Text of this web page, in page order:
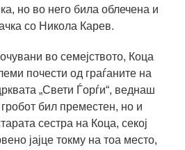
но во него била облечена и
со Никола Карев.
во семејството, Коца
почести од граѓаните на
„Свети Ѓорѓи“, веднаш
бил преместен, но и
сестра на Коца, секој
јајце токму на тоа место,